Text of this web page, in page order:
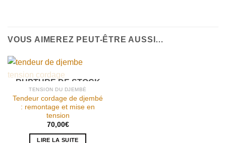
VOUS AIMEREZ PEUT-ÊTRE AUSSI…
RUPTURE DE STOCK
TENSION DU DJEMBÉ
Tendeur cordage de djembé
: remontage et mise en
tension
70,00€
LIRE LA SUITE